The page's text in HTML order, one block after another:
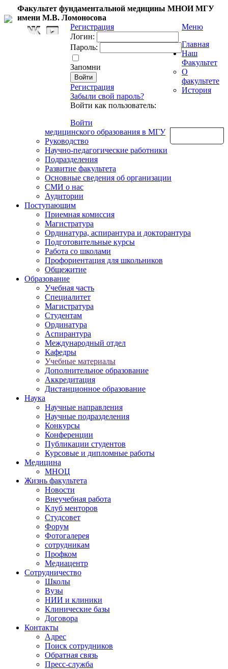
Факультет фундаментальной медицины МНОИ МГУ
имени М.В. Ломоносова
Регистрация
Логин:
Пароль:
Запомни
Регистрация
Забыли свой пароль?
Войти как пользователь:
Войти
Меню
Главная
Наш
Факультет
О
факультете
История
медицинского образования в МГУ
Руководство
Научно-педагогические работники
Подразделения
Развитие факультета
Основные сведения об организации
СМИ о нас
Аудитории
Поступающим
Приемная комиссия
Магистратура
Ординатура, аспирантура и докторантура
Подготовительные курсы
Работа со школами
Профориентация для школьников
Общежитие
Образование
Учебная часть
Специалитет
Магистратура
Студентам
Ординатура
Аспирантура
Международный отдел
Кафедры
Учебные материалы
Дополнительное образование
Аккредитация
Дистанционное образование
Наука
Научные направления
Научные подразделения
Конкурсы
Конференции
Публикации студентов
Курсовые и дипломные работы
Медицина
МНОЦ
Жизнь факультета
Новости
Внеучебная работа
Клуб менторов
Студсовет
Форум
Фотогалерея
сотрудникам
Профком
Медиацентр
Сотрудничество
Школы
Вузы
НИИ и клиники
Клинические базы
Договора
Контакты
Адрес
Поиск сотрудников
Обратная связь
Пресс-служба